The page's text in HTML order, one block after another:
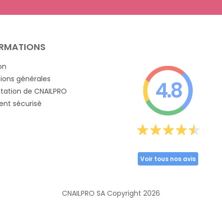
générales
de CNAILPRO
sécurisé
4.8
Voir tous nos avis
CNAILPRO SA Copyright 2026